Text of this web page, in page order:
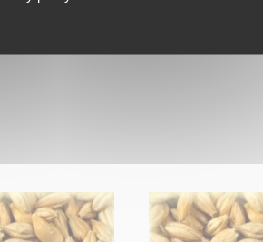
double sache. Afin de conserver